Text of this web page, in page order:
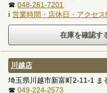
☎ 048-261-7201
ℹ 営業時間・店休日・アクセス
川越店
埼玉県川越市新富町2-11-1 ま
☎ 049-224-2573